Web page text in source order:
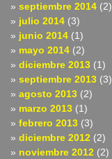
septiembre 2014 (2)
julio 2014 (3)
junio 2014 (1)
mayo 2014 (2)
diciembre 2013 (1)
septiembre 2013 (3)
agosto 2013 (2)
marzo 2013 (1)
febrero 2013 (3)
diciembre 2012 (2)
noviembre 2012 (2)